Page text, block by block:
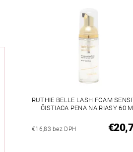
RUTHIE BELLE LASH FOAM
ČISTIACA PENA NA RIASY 60
€16,83 bez DPH